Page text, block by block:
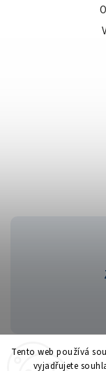
Tento web používá
vyjadřujete